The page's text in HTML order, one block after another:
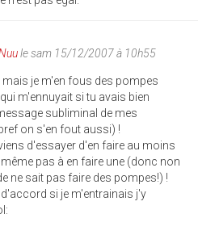
le sam 15/12/2007 à 10h55
mais je m'en fous des pompes
m'ennuyait si tu avais bien
subliminal de mes
on s'en fout aussi) !
d'essayer d'en faire au moins
pas à en faire une (donc non
ne sait pas faire des pompes!) !
si je m'entrainais j'y